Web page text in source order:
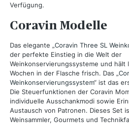
Verfügung.
Coravin Modelle
Das elegante „Coravin Three SL
der perfekte Einstieg in die Welt der
Weinkonservierungssysteme und hält
Wochen in der Flasche frisch. Das „
Weinkonservierungssystem“ ist das
Die Steuerfunktionen der Coravin
individuelle Ausschankmodi sowie
Austausch von Patronen. Dieses Set
Weinsammler, Gourmets und